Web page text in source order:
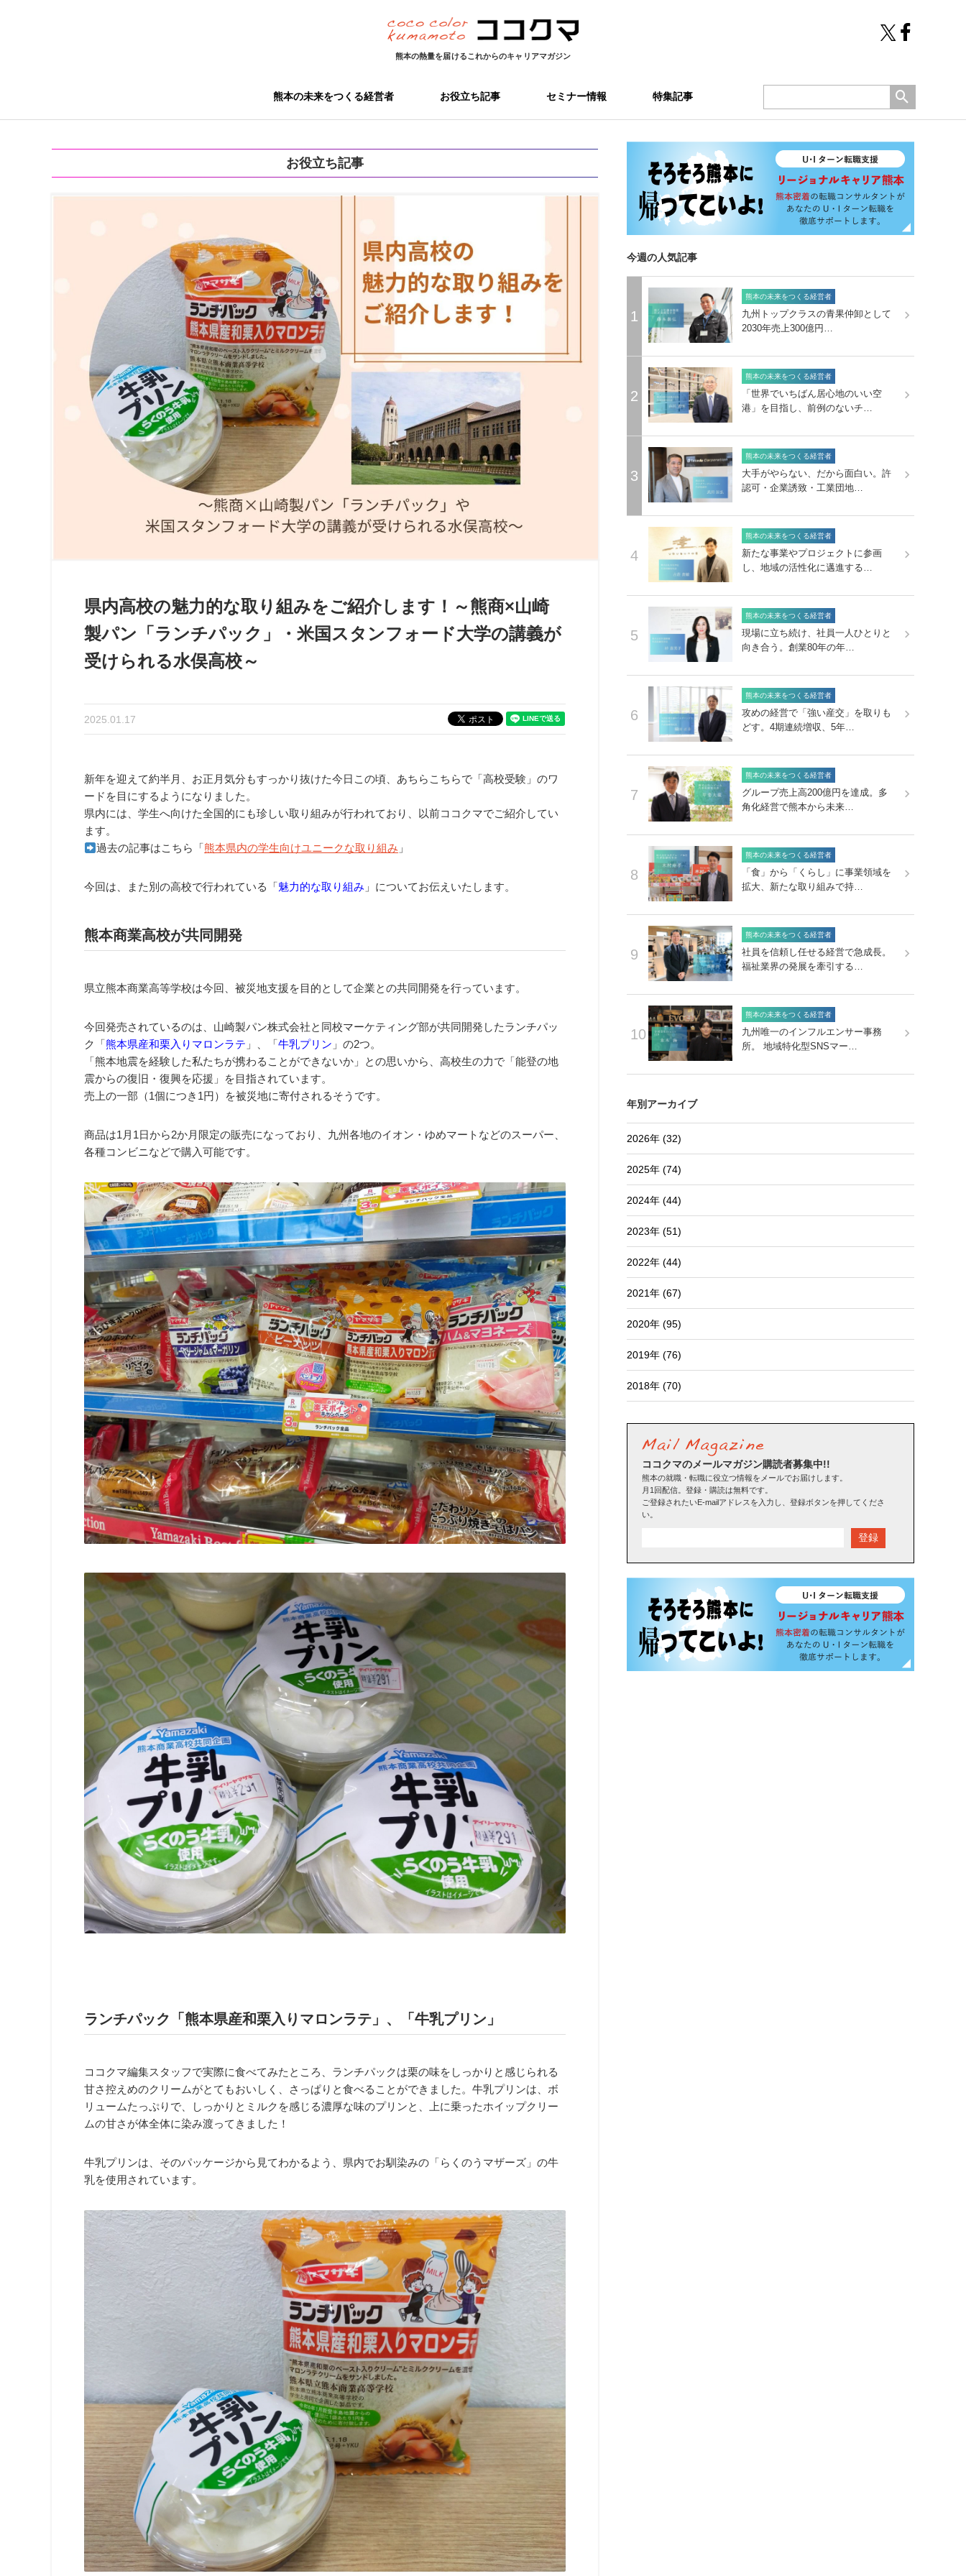
熊本の熱量を届けるこれからのキャリアマガジン
熊本の未来をつくる経営者 お役立ち記事 セミナー情報 特集記事
お役立ち記事
県内高校の魅力的な取り組みをご紹介します！～熊商×山崎
製パン「ランチパック」・米国スタンフォード大学の講義が
受けられる水俣高校～
2025.01.17
新年を迎えて約半月、お正月気分もすっかり抜けた今日この頃、あちらこちらで「高校受験」のワ
ードを目にするようになりました。
県内には、学生へ向けた全国的にも珍しい取り組みが行われており、以前ココクマでご紹介してい
ます。
過去の記事はこちら「熊本県内の学生向けユニークな取り組み 」
今回は、また別の高校で行われている「魅力的な取り組み 」についてお伝えいたします。
熊本商業高校が共同開発
県立熊本商業高等学校は今回、被災地支援を目的として企業との共同開発を行っています。
今回発売されているのは、山崎製パン株式会社と同校マーケティング部が共同開発したランチパッ
ク「熊本県産和栗入りマロンラテ 」、「牛乳プリン 」の2つ。
「熊本地震を経験した私たちが携わることができないか」との思いから、高校生の力で「能登の地
震からの復旧・復興を応援」を目指されています。
売上の一部（1個につき1円）を被災地に寄付されるそうです。
商品は1月1日から2か月限定の販売になっており、九州各地のイオン・ゆめマートなどのスーパー、
各種コンビニなどで購入可能です。
ランチパック「熊本県産和栗入りマロンラテ」、「牛乳プリン」
ココクマ編集スタッフで実際に食べてみたところ、ランチパックは栗の味をしっかりと感じられる
甘さ控えめのクリームがとてもおいしく、さっぱりと食べることができました。牛乳プリンは、ボ
リュームたっぷりで、しっかりとミルクを感じる濃厚な味のプリンと、上に乗ったホイップクリー
ムの甘さが体全体に染み渡ってきました！
牛乳プリンは、そのパッケージから見てわかるよう、県内でお馴染みの「らくのうマザーズ」の牛
乳を使用されています。
今週の人気記事
1
熊本の未来をつくる経営者
九州トップクラスの青果仲卸として
2030年売上300億円…
2
熊本の未来をつくる経営者
「世界でいちばん居心地のいい空
港」を目指し、前例のないチ…
3
熊本の未来をつくる経営者
大手がやらない、だから面白い。許
認可・企業誘致・工業団地…
4
熊本の未来をつくる経営者
新たな事業やプロジェクトに参画
し、地域の活性化に邁進する…
5
熊本の未来をつくる経営者
現場に立ち続け、社員一人ひとりと
向き合う。創業80年の年…
6
熊本の未来をつくる経営者
攻めの経営で「強い産交」を取りも
どす。4期連続増収、5年…
7
熊本の未来をつくる経営者
グループ売上高200億円を達成。多
角化経営で熊本から未来…
8
熊本の未来をつくる経営者
「食」から「くらし」に事業領域を
拡大、新たな取り組みで持…
9
熊本の未来をつくる経営者
社員を信頼し任せる経営で急成長。
福祉業界の発展を牽引する…
10
熊本の未来をつくる経営者
九州唯一のインフルエンサー事務
所。 地域特化型SNSマー…
年別アーカイブ
2026年 (32)
2025年 (74)
2024年 (44)
2023年 (51)
2022年 (44)
2021年 (67)
2020年 (95)
2019年 (76)
2018年 (70)
ココクマのメールマガジン購読者募集中!!
熊本の就職・転職に役立つ情報をメールでお届けします。
月1回配信。登録・購読は無料です。
ご登録されたいE-mailアドレスを入力し、登録ボタンを押してくださ
い。
登録